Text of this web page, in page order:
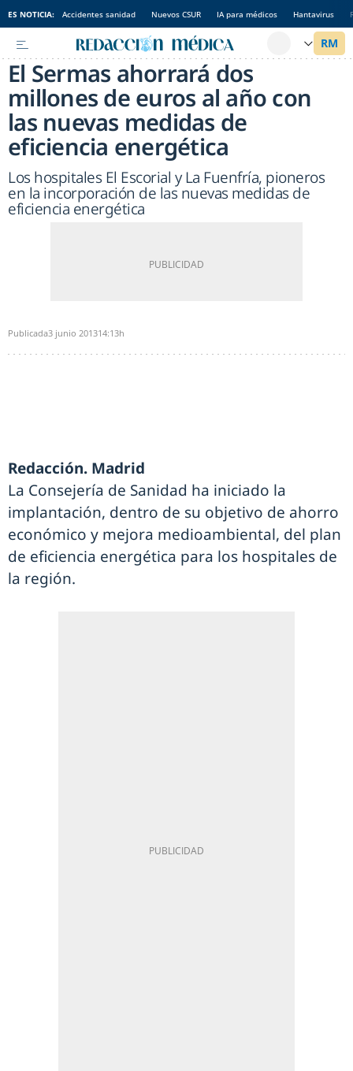
ES NOTICIA: Accidentes sanidad Nuevos CSUR IA para médicos Hantavirus
El Sermas ahorrará dos
millones de euros al año con
las nuevas medidas de
eficiencia energética
Los hospitales El Escorial y La Fuenfría, pioneros
en la incorporación de las nuevas medidas de
eficiencia energética
Publicada3 junio 201314:13h
Redacción. Madrid
La Consejería de Sanidad ha iniciado la
implantación, dentro de su objetivo de ahorro
económico y mejora medioambiental, del plan
de eficiencia energética para los hospitales de
la región.